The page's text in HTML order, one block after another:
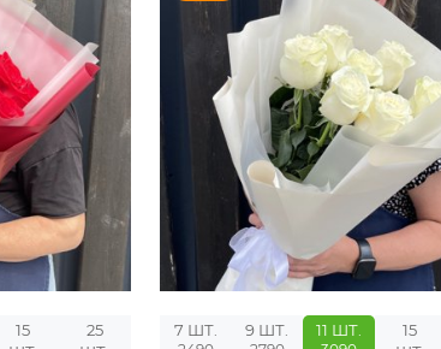
15
25
7 ШТ. 9 ШТ. 11 ШТ.
15